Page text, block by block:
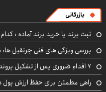
بازرگانی
ثبت برند یا خرید برند آماده :
بررسی ویژگی های فنی جرثقیل ها:
۷ اقدام ضروری پس از تشکیل پرونده مواد مخدر؛ راهنمای خانواده‌ها
راهی مطمئن برای حفظ ارزش پول